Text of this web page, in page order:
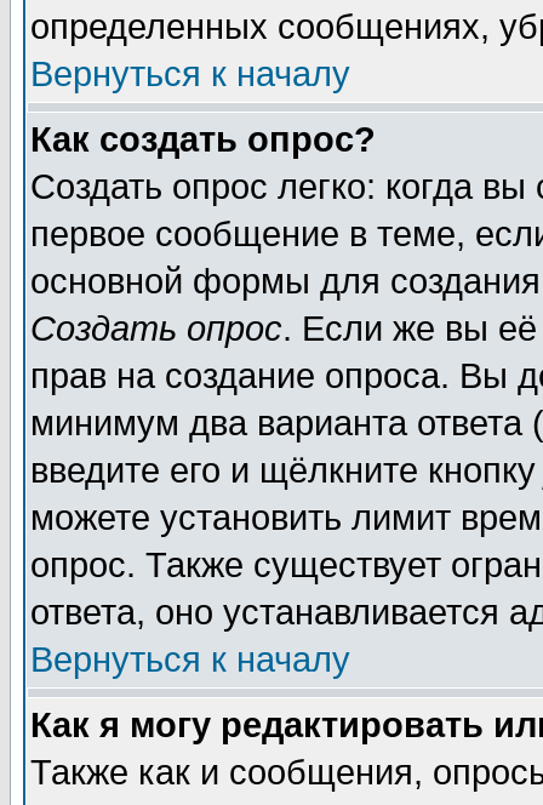
определенных сообщениях,
Вернуться к началу
Как создать опрос?
Создать опрос легко: когда
первое сообщение в теме,
основной формы для
Создать опрос. Если же вы её
прав на создание опроса. Вы
минимум два варианта ответа
введите его и щёлкните
можете установить лимит
опрос. Также существует
ответа, оно устанавливается
Вернуться к началу
Как я могу редактировать
Также как и сообщения,